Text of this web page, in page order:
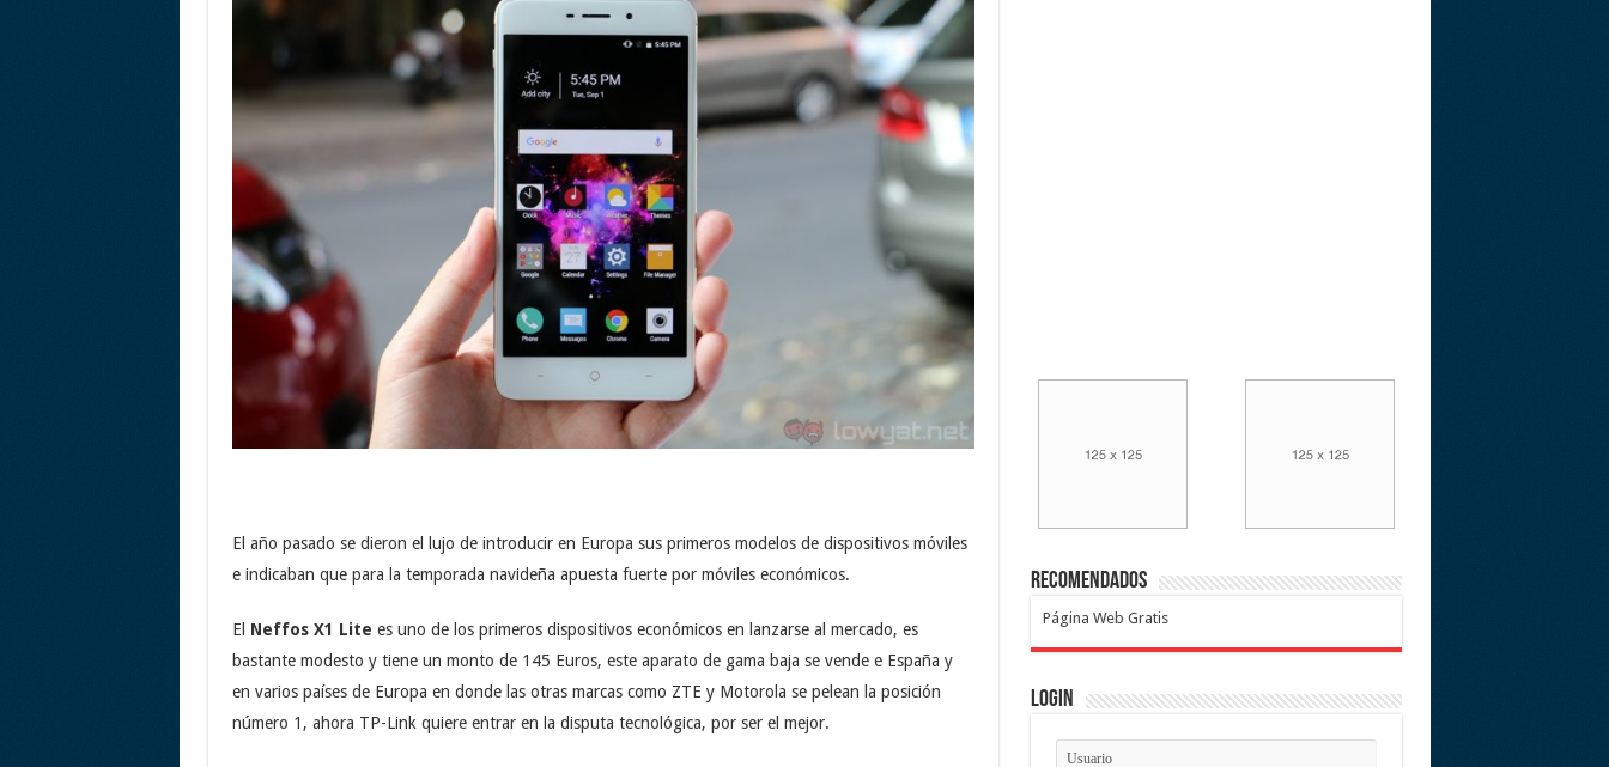
El año pasado se dieron el lujo de introducir en Europa sus primeros modelos de dispositivos móviles
e indicaban que para la temporada navideña apuesta fuerte por móviles económicos.
El Neffos X1 Lite es uno de los primeros dispositivos económicos en lanzarse al mercado, es
bastante modesto y tiene un monto de 145 Euros, este aparato de gama baja se vende e España y
en varios países de Europa en donde las otras marcas como ZTE y Motorola se pelean la posición
número 1, ahora TP-Link quiere entrar en la disputa tecnológica, por ser el mejor.
Recomendados
Página Web Gratis
Login